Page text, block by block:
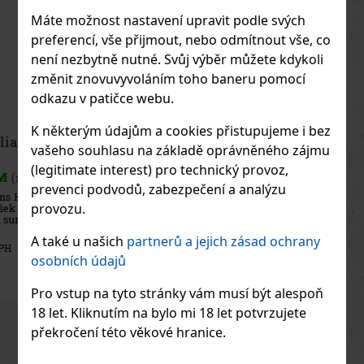
Máte možnost nastavení upravit podle svých
preferencí, vše přijmout, nebo odmítnout vše, co
není nezbytně nutné. Svůj výběr můžete kdykoli
změnit znovuvyvoláním toho baneru pomocí
odkazu v patičce webu.
K některým údajům a cookies přistupujeme i bez
vašeho souhlasu na základě oprávněného zájmu
(legitimate interest) pro technický provoz,
prevenci podvodů, zabezpečení a analýzu
provozu.
A také u našich partnerů a jejich zásad ochrany
osobních údajů
Pro vstup na tyto stránky vám musí být alespoň
18 let. Kliknutím na bylo mi 18 let potvrzujete
překročení této věkové hranice.
Emil Meruňkovice 0,1l 35%
SKLADEM(> 5 ks)
Emil Meruňkovice je rakouský ovocný destilát z ručně sbíraných,
sluncem zralých meruněk. Vyrábí se ze 100% rakouských surovin,
bez přidaného cukru a bez umělých aromat, aby co nejvěrněji
164Kč bez DPH 198 Kč
PreviousNext